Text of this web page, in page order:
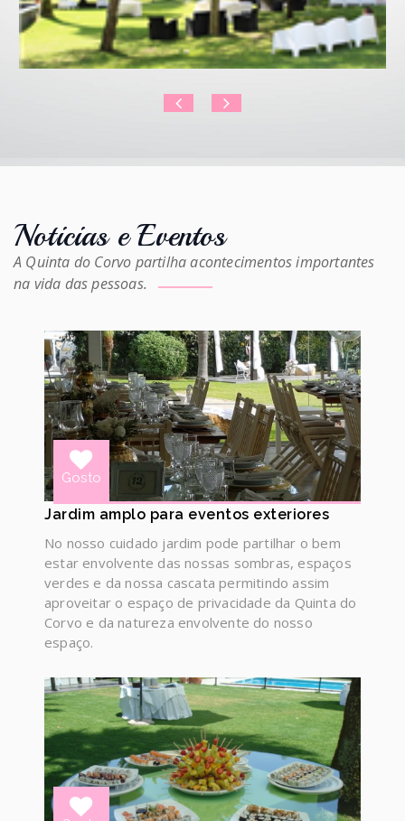
Noticias e Eventos
A Quinta do Corvo partilha acontecimentos importantes
na vida das pessoas.
Gosto
Jardim amplo para eventos exteriores
No nosso cuidado jardim pode partilhar o bem
estar envolvente das nossas sombras, espaços
verdes e da nossa cascata permitindo assim
aproveitar o espaço de privacidade da Quinta do
Corvo e da natureza envolvente do nosso
espaço.